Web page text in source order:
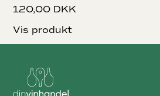
120,00 DKK
Vis produkt